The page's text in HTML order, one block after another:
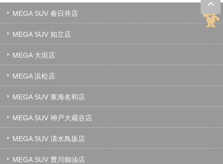
MEGA SUV 春日井店
MEGA SUV 知立店
MEGA 大垣店
MEGA 浜松店
MEGA SUV 東海名和店
MEGA SUV 神戸大蔵谷店
MEGA SUV 清水鳥坂店
MEGA SUV 豊川御油店